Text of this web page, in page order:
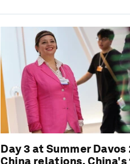
Day 3 at Summer Davos
China relations, China's